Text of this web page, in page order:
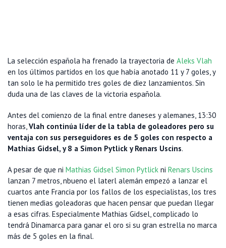
La selección española ha frenado la trayectoria de Aleks Vlah
en los últimos partidos en los que había anotado 11 y 7 goles, y
tan solo le ha permitido tres goles de diez lanzamientos. Sin
duda una de las claves de la victoria española.
Antes del comienzo de la final entre daneses y alemanes, 13:30
horas,Vlah continúa líder de la tabla de goleadores pero su
ventaja con sus perseguidores es de 5 goles con respecto a
Mathias Gidsel, y 8 a Simon Pytlick y Renars Uscins.
A pesar de que ni Mathias Gidsel Simon Pytlick ni Renars Uscins
lanzan 7 metros, nbueno el laterl alemán empezó a lanzar el
cuartos ante Francia por los fallos de los especialistas, los tres
tienen medias goleadoras que hacen pensar que puedan llegar
a esas cifras. Especialmente Mathias Gidsel, complicado lo
tendrá Dinamarca para ganar el oro si su gran estrella no marca
más de 5 goles en la final.